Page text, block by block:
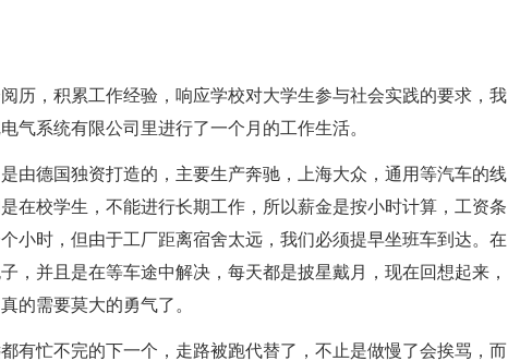
历，积累工作经验，响应学校对大学生参与社会实践的要求，我
气系统有限公司里进行了一个月的工作生活。
由德国独资打造的，主要生产奔驰，上海大众，通用等汽车的线
在校学生，不能进行长期工作，所以薪金是按小时计算，工资条
小时，但由于工厂距离宿舍太远，我们必须提早坐班车到达。在
，并且是在等车途中解决，每天都是披星戴月，现在回想起来，
的需要莫大的勇气了。
有忙不完的下一个，走路被跑代替了，不止是做慢了会挨骂，而